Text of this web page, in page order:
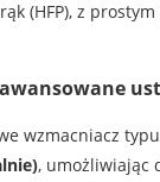
(HFP), z
wzmacniacz typu
, umożliwiając